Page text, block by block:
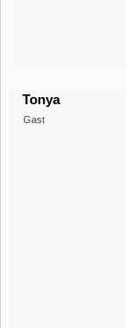
Tonya
Gast